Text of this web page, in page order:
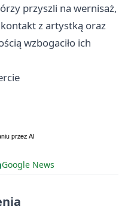
przyszli na wernisaż,
z artystką oraz
wzbogaciło ich
Google News